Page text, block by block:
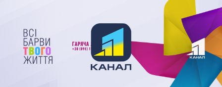
вмісту